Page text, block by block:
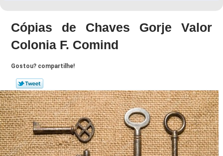
Cópias de Chaves Gorje Valor
Colonia F. Comind
Gostou? compartilhe!